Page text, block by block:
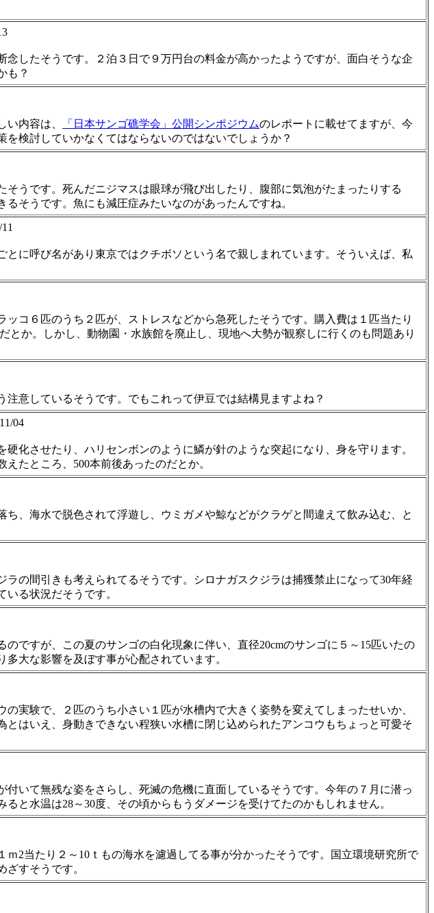
したそうです。２泊３日で９万円台の料金が高かったようですが、面白そうな企
も？
内容は、 「日本サンゴ礁学会」公開シンポジウムのレポートに載せてますが、今
検討していかなくてはならないのではないでしょうか？
うです。死んだニジマスは眼球が飛び出したり、腹部に気泡がたまったりする
そうです。魚にも減圧症みたいなのがあったんですね。
に呼び名があり東京ではクチボソという名で親しまれています。そういえば、私
コ６匹のうち２匹が、ストレスなどから急死したそうです。購入費は１匹当たり
か。しかし、動物園・水族館を廃止し、現地へ大勢が観察しに行くのも問題あり
意しているそうです。でもこれって伊豆では結構見ますよね？
04
化させたり、ハリセンボンのように鱗が針のような突起になり、身を守ります。
たところ、500本前後あったのだとか。
、海水で脱色されて浮遊し、ウミガメや鯨などがクラゲと間違えて飲み込む、と
の間引きも考えられてるそうです。シロナガスクジラは捕獲禁止になって30年経
る状況だそうです。
ですが、この夏のサンゴの白化現象に伴い、直径20cmのサンゴに５～15匹いたの
大な影響を及ぼす事が心配されています。
実験で、２匹のうち小さい１匹が水槽内で大きく姿勢を変えてしまったせいか、
はいえ、身動きできない程狭い水槽に閉じ込められたアンコウもちょっと可愛そ
いて無残な姿をさらし、死滅の危機に直面しているそうです。今年の７月に潜っ
ると水温は28～30度、その頃からもうダメージを受けてたのかもしれません。
2当たり２～10ｔもの海水を濾過してる事が分かったそうです。国立環境研究所で
すそうです。